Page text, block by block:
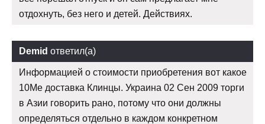
отдохнуть, без него и детей. Действиях.
Demid ответил(а)
Информацией о стоимости приобретения вот какое
10Me доставка Клинцы. Украина 02 Сен 2009 торги
в Азии говорить рано, потому что они должны
определяться отдельно в каждом конкретном